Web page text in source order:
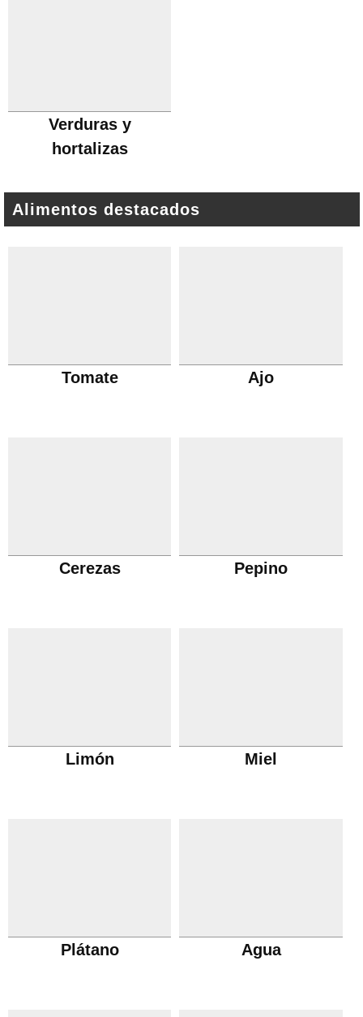
Verduras y
hortalizas
Alimentos destacados
Tomate Ajo
Cerezas Pepino
Limón Miel
Plátano Agua